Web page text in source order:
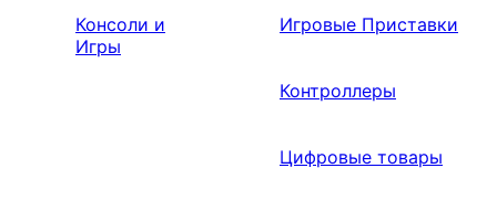
Консоли и
Игры
Игровые Приставки
Контроллеры
Цифровые товары